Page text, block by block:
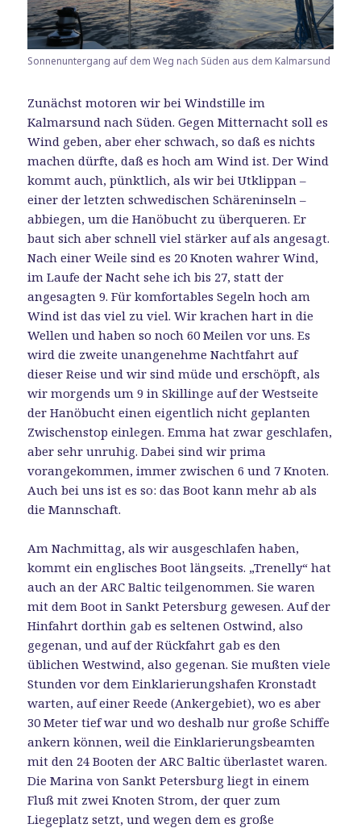
Sonnenuntergang auf dem Weg nach Süden aus dem Kalmarsund
Zunächst motoren wir bei Windstille im
Kalmarsund nach Süden. Gegen Mitternacht soll es
Wind geben, aber eher schwach, so daß es nichts
machen dürfte, daß es hoch am Wind ist. Der Wind
kommt auch, pünktlich, als wir bei Utklippan –
einer der letzten schwedischen Schäreninseln –
abbiegen, um die Hanöbucht zu überqueren. Er
baut sich aber schnell viel stärker auf als angesagt.
Nach einer Weile sind es 20 Knoten wahrer Wind,
im Laufe der Nacht sehe ich bis 27, statt der
angesagten 9. Für komfortables Segeln hoch am
Wind ist das viel zu viel. Wir krachen hart in die
Wellen und haben so noch 60 Meilen vor uns. Es
wird die zweite unangenehme Nachtfahrt auf
dieser Reise und wir sind müde und erschöpft, als
wir morgends um 9 in Skillinge auf der Westseite
der Hanöbucht einen eigentlich nicht geplanten
Zwischenstop einlegen. Emma hat zwar geschlafen,
aber sehr unruhig. Dabei sind wir prima
vorangekommen, immer zwischen 6 und 7 Knoten.
Auch bei uns ist es so: das Boot kann mehr ab als
die Mannschaft.
Am Nachmittag, als wir ausgeschlafen haben,
kommt ein englisches Boot längseits. „Trenelly“ hat
auch an der ARC Baltic teilgenommen. Sie waren
mit dem Boot in Sankt Petersburg gewesen. Auf der
Hinfahrt dorthin gab es seltenen Ostwind, also
gegenan, und auf der Rückfahrt gab es den
üblichen Westwind, also gegenan. Sie mußten viele
Stunden vor dem Einklarierungshafen Kronstadt
warten, auf einer Reede (Ankergebiet), wo es aber
30 Meter tief war und wo deshalb nur große Schiffe
ankern können, weil die Einklarierungsbeamten
mit den 24 Booten der ARC Baltic überlastet waren.
Die Marina von Sankt Petersburg liegt in einem
Fluß mit zwei Knoten Strom, der quer zum
Liegeplatz setzt, und wegen dem es große